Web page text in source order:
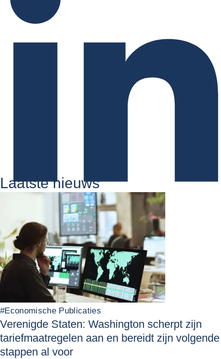
Laatste nieuws
#Economische Publicaties
Verenigde Staten: Washington scherpt zijn
tariefmaatregelen aan en bereidt zijn volgende
stappen al voor